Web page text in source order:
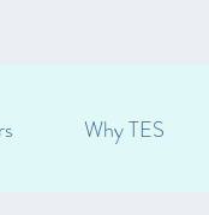
Why TES